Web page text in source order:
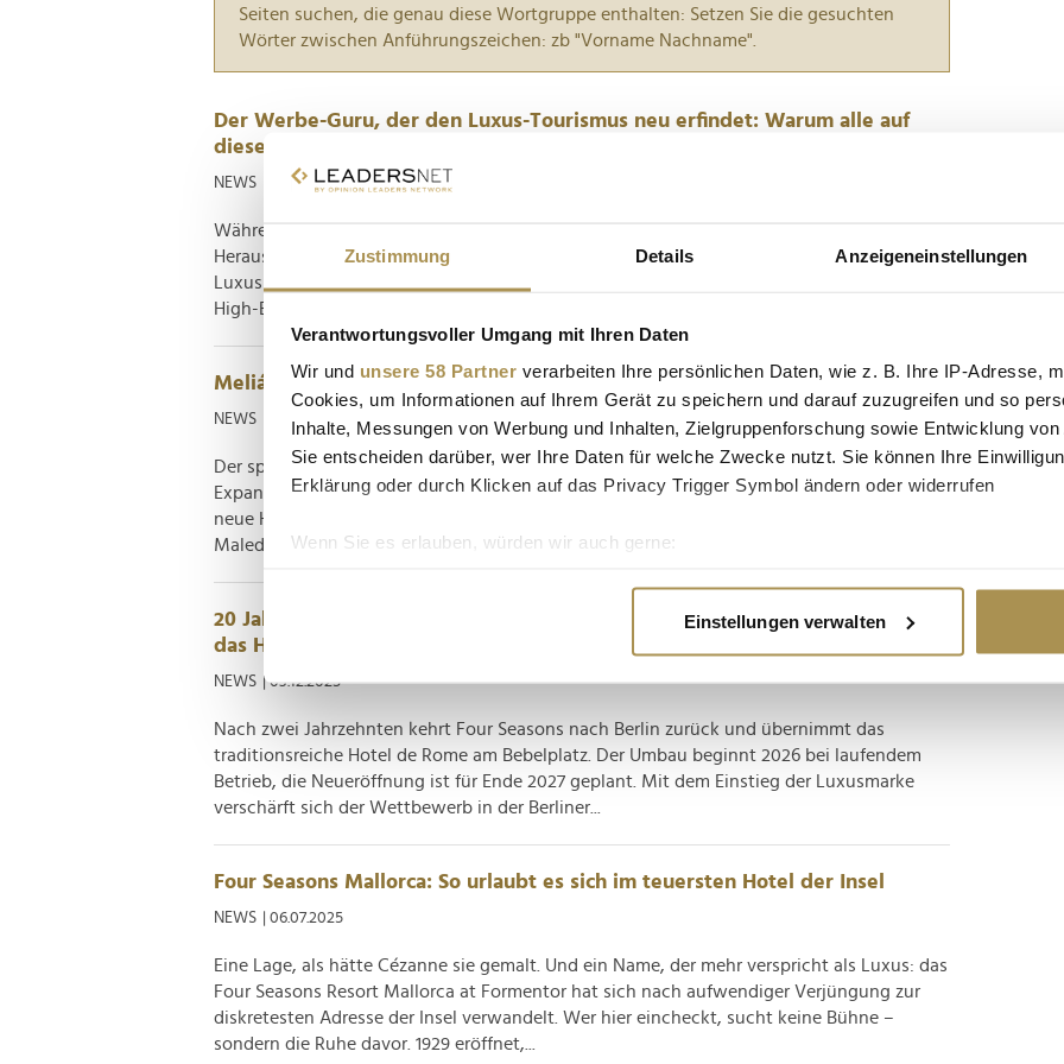
Zustimmung Details Anzeigeneinstellungen
Verantwortungsvoller Umgang mit Ihren Daten
Wir und unsere 58 Partner verarbeiten Ihre persönlichen Daten, wie z. B. Ihre IP-Adresse,
Cookies, um Informationen auf Ihrem Gerät zu speichern und darauf zuzugreifen und so
Inhalte, Messungen von Werbung und Inhalten, Zielgruppenforschung sowie Entwicklung
Sie entscheiden darüber, wer Ihre Daten für welche Zwecke nutzt. Sie können Ihre
Erklärung oder durch Klicken auf das Privacy Trigger Symbol ändern oder widerrufen
Wenn Sie es erlauben, würden wir auch gerne:
Erfahren Sie mehr darüber, wie Ihre persönlichen Daten verarbeitet werden, und legen Sie
Wir verwenden Cookies, um Inhalte und Anzeigen zu personalisieren, Funktionen für soziale
und die Zugriffe auf unsere Website zu analysieren. Außerdem geben wir Informationen zu
Website an unsere Partner für soziale Medien, Werbung und Analysen weiter. Unsere Partner
möglicherweise mit weiteren Daten zusammen, die Sie ihnen bereitgestellt haben oder die
Einstellungen verwalten
Seiten suchen, die genau diese Wortgruppe enthalten: Setzen Sie die gesuchten
Wörter zwischen Anführungszeichen: zb "Vorname Nachname".
Der Werbe-Guru, der den Luxus-Tourismus neu erfindet: Warum alle auf
dieses Hotel fliegen
NEWS | 24.06.2026
Während die griechischen Klassiker wie Mykonos und Santorin zunehmend mit den
Herausforderungen des Massentourismus kämpfen, positioniert sich das 2024 eröffnete
Luxushotel Gundari auf der Insel Folegandros als Vorzeigemodell für die Zukunft des
High-End-Tourismus. Das Besondere: Hinter dem...
Meliá will im kommenden Jahr 23 neue Hotels eröffnen
NEWS | 08.12.2025
Der spanische Hotelkonzern Meliá Hotels International startet 2026 eine
Expansionsrunde, die selbst in einer Branche voller Superlativen heraussticht. Gleich 23
neue Hotels will die Gruppe weltweit eröffnen – von Bali bis Buenos Aires, von den
Malediven bis zu den Seychellen. Während andere Ketten...
20 Jahre später: Four Seasons kehrt nach Berlin zurück – und übernimmt
das Hotel de Rome
NEWS | 03.12.2025
Nach zwei Jahrzehnten kehrt Four Seasons nach Berlin zurück und übernimmt das
traditionsreiche Hotel de Rome am Bebelplatz. Der Umbau beginnt 2026 bei laufendem
Betrieb, die Neueröffnung ist für Ende 2027 geplant. Mit dem Einstieg der Luxusmarke
verschärft sich der Wettbewerb in der Berliner...
Four Seasons Mallorca: So urlaubt es sich im teuersten Hotel der Insel
NEWS | 06.07.2025
Eine Lage, als hätte Cézanne sie gemalt. Und ein Name, der mehr verspricht als Luxus: das
Four Seasons Resort Mallorca at Formentor hat sich nach aufwendiger Verjüngung zur
diskretesten Adresse der Insel verwandelt. Wer hier eincheckt, sucht keine Bühne –
sondern die Ruhe davor. 1929 eröffnet,...